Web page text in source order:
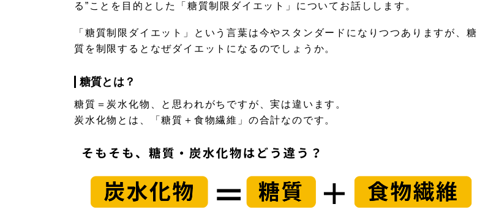
る”ことを目的とした「糖質制限ダイエット」についてお話しします。
「糖質制限ダイエット」という言葉は今やスタンダードになりつつありますが、糖
質を制限するとなぜダイエットになるのでしょうか。
糖質とは？
糖質＝炭水化物、と思われがちですが、実は違います。
炭水化物とは、「糖質＋食物繊維」の合計なのです。